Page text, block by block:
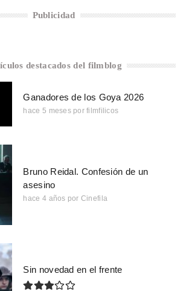
Publicidad
destacados del filmblog
Ganadores de los Goya 2026
hace 5 meses por filmfilicos
Bruno Reidal. Confesión de un
asesino
hace 4 años por Cinefila
Sin novedad en el frente